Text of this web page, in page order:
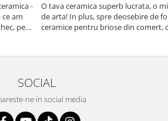
-
am
pe
O tava ceramica superb lucrata, o
de arta! In plus, spre deosebire de
ceramice pentru briose din comert,
SOCIAL
ne in social media